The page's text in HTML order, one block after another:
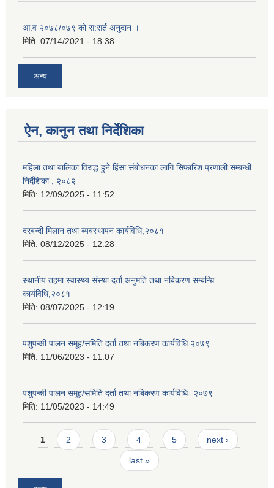
आ.व २०७८/०७९ को स:सर्त अनुदान ।
मिति: 07/14/2021 - 18:38
अन्य
ऐन, कानुन तथा निर्देशिका
महिला तथा बालिका विरुद्ध हुने हिंसा संबोधनका लागि सिफारिश प्रणाली सम्बन्धी
निर्देशिका , २०८२
मिति: 12/09/2025 - 11:52
दरबन्दी मिलान तथा ब्यबस्थापन कार्यविधि,२०८१
मिति: 08/12/2025 - 12:28
स्थानीय तहमा स्वास्थ्य संस्था दर्ता,अनुमति तथा नबिकरण सम्बन्धि
कार्यविधि,२०८१
मिति: 08/07/2025 - 12:19
पशुपन्क्षी पालन समूह/समिति दर्ता तथा नबिकरण कार्यविधि २०७९
मिति: 11/06/2023 - 11:07
पशुपन्क्षी पालन समूह/समिति दर्ता तथा नबिकरण कार्यविधि- २०७९
मिति: 11/05/2023 - 14:49
Pages
1 2 3 4 5 next ›
last »